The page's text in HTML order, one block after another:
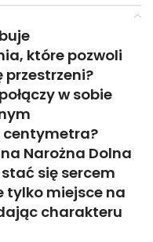
które pozwoli
w sobie
centymetra?
Narożna Dolna
się sercem
tylko miejsce na
charakteru